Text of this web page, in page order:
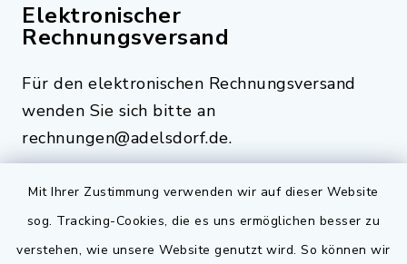
Mit Ihrer Zustimmung verwenden wir auf dieser Website
sog. Tracking-Cookies, die es uns ermöglichen besser zu
verstehen, wie unsere Website genutzt wird. So können wir
Elektronischer
Rechnungsversand
Für den elektronischen Rechnungsversand
wenden Sie sich bitte an
rechnungen@adelsdorf.de.
Quicklinks